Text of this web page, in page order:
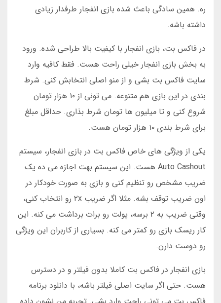
ره. همین سادگی باعث شده بازی انفجار طرفدار زیادی
داشته باشه.
در فاکس بت، بازی انفجار با کیفیت بالا طراحی شده. ورود
به بخش بازی انفجار خیلی راحت هست. فقط کافیه وارد
سایت فاکس بت بشی و از منو اصلی انتخابش کنی. شرط
بندی در این بازی هم متنوعه. می تونی از ۱۰ هزار تومان
شروع کنی و تا میلیون ها تومان شرط بذاری. حداقل مبلغ
برای شرط بندی ۱۰ هزار تومان هست.
یکی از ویژگی های خاص فاکس بت در بازی انفجار، سیستم
Auto Cashout هست. این سیستم بهت اجازه می ده یک
ضریب مشخص رو تنظیم کنی و بازی به صورت خودکار در
اون ضریب توقف بشه. مثلا اگر ضریب ۲x رو انتخاب کنی،
وقتی ضریب به ۲ برسه، پولت رو برات برداشت می کنه. این
کار ریسک بازی رو کمتر می کنه. بسیاری از کاربران این ویژگی
رو دوست دارن.
بازی انفجار در فاکس بت کاملا بدون فیلتر و در دسترس
هست. حتی اگر سایت اصلی فیلتر باشه، با دانلود برنامه